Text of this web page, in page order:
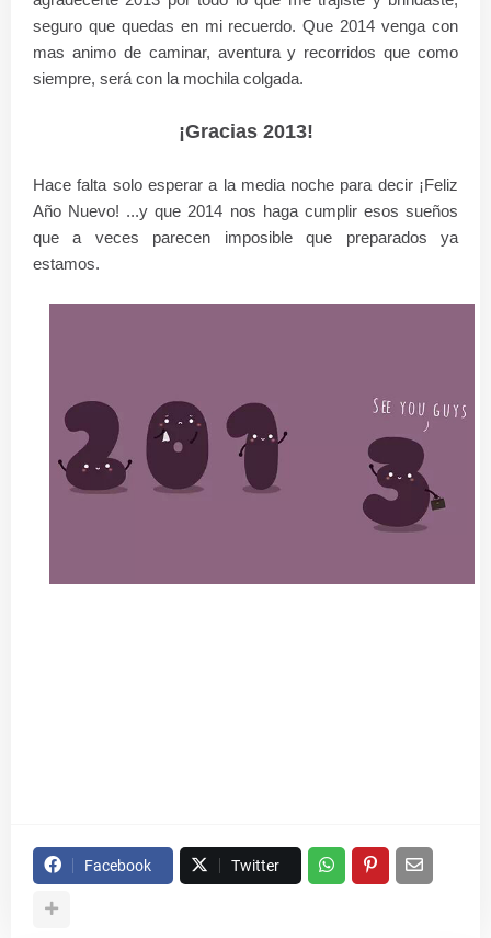
seguro que quedas en mi recuerdo. Que 2014 venga con
mas animo de caminar, aventura y recorridos que como
siempre, será con la mochila colgada.
¡Gracias 2013!
Hace falta solo esperar a la media noche para decir ¡Feliz
Año Nuevo! ...y que 2014 nos haga cumplir esos sueños
que a veces parecen imposible que preparados ya
estamos.
Facebook Twitter